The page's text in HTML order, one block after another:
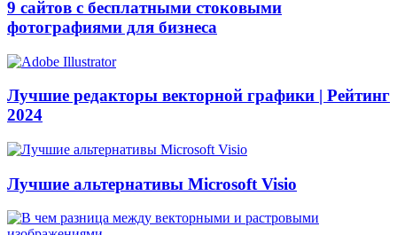
9 сайтов с бесплатными стоковыми
фотографиями для бизнеса
Лучшие редакторы векторной графики | Рейтинг
2024
Лучшие альтернативы Microsoft Visio